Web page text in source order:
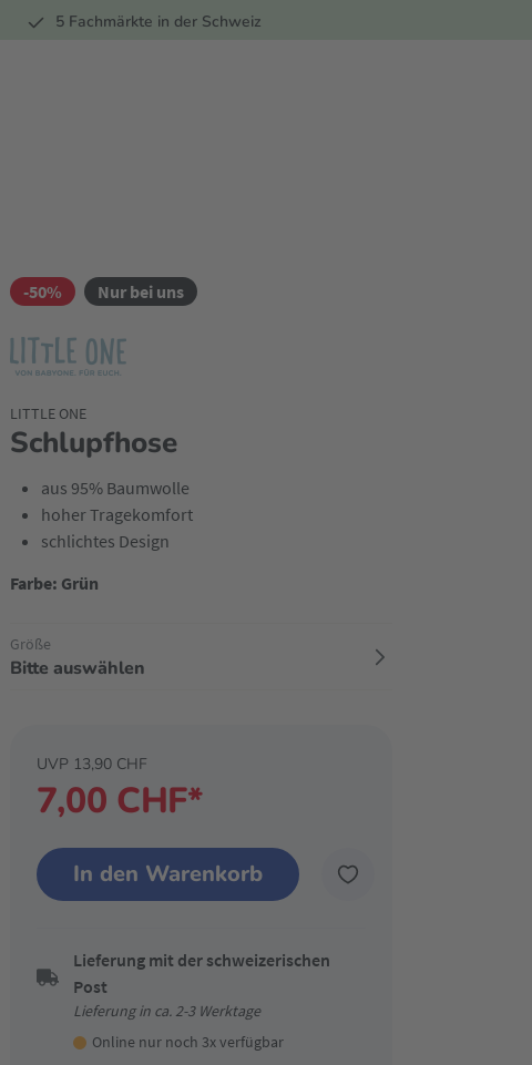
5 Fachmärkte in der Schweiz
-50% Nur bei uns
Schlupfhose
LITTLE ONE
aus 95% Baumwolle
hoher Tragekomfort
schlichtes Design
Farbe: Grün
Größe
Bitte auswählen
7,00 CHF*
UVP 13,90 CHF
In den Warenkorb
Lieferung mit der schweizerischen
Post
Lieferung in ca. 2-3 Werktage
Online nur noch 3x verfügbar